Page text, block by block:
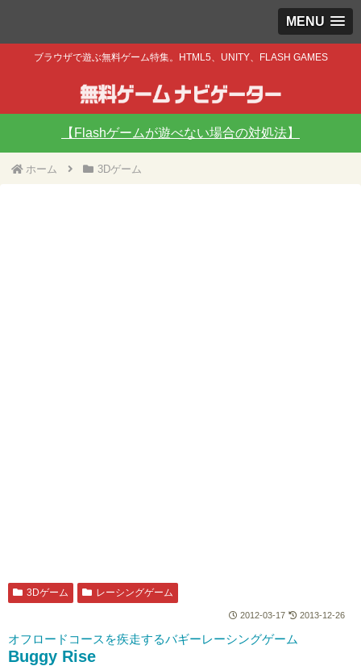
MENU
ブラウザで遊ぶ無料ゲーム特集。HTML5、UNITY、FLASH GAMES
【Flashゲームが遊べない場合の対処法】
ホーム 3Dゲーム
3Dゲーム レーシングゲーム
2012-03-17 2013-12-26
オフロードコースを疾走するバギーレーシングゲーム
Buggy Rise